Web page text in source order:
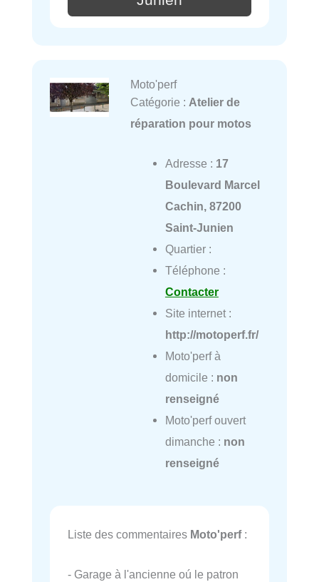
Moto'perf
Catégorie : Atelier de
réparation pour motos
Adresse : 17
Boulevard Marcel
Cachin, 87200
Saint-Junien
Quartier :
Téléphone :
Contacter
Site internet :
http://motoperf.fr/
Moto'perf à
domicile : non
renseigné
Moto'perf ouvert
dimanche : non
renseigné
Liste des commentaires Moto'perf:
- Garage à l'ancienne oú le patron